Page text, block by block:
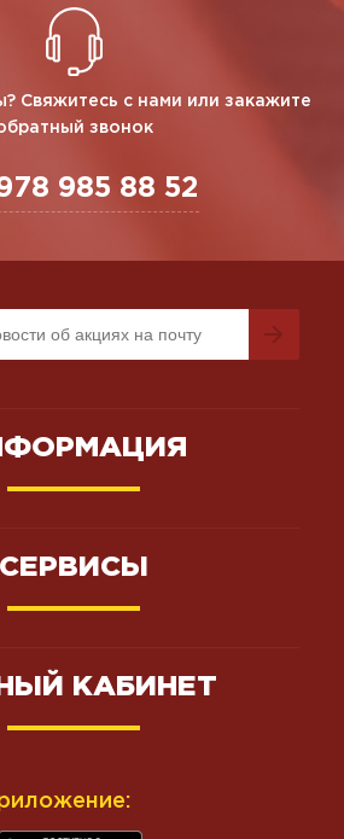
Свяжитесь с нами или закажите
звонок
985 88 52
СЕРВИСЫ
КАБИНЕТ